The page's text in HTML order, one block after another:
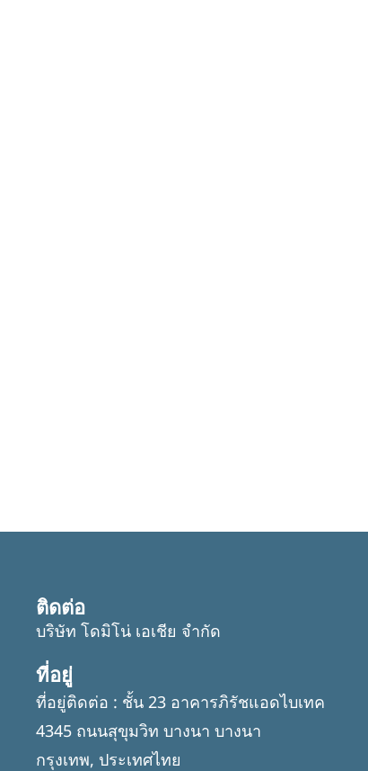
ติดต่อ
บริษัท โดมิโน่ เอเชีย จำกัด
ที่อยู่
ที่อยู่ติดต่อ : ชั้น 23 อาคารภิรัชแอดไบเทค
4345 ถนนสุขุมวิท บางนา บางนา
กรุงเทพ, ประเทศไทย